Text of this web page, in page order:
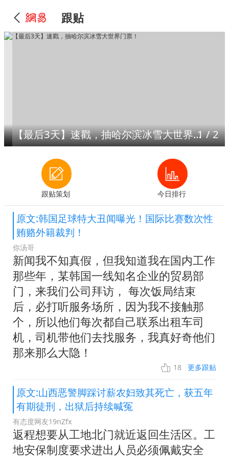
跟贴
【最后3天】速戳，抽哈尔滨冰雪大世界门票！1/2
跟贴策划 今日排行
原文:韩国足球特大丑闻曝光！国际比赛数次性
贿赂外籍裁判！
你汤哥
新闻我不知真假，但我知道我在国内工作
那些年，某韩国一线知名企业的贸易部
门，来我们公司拜访， 每次饭局结束
后，必打听服务场所，因为我不接触那
个，所以他们每次都自己联系出租车司
机，司机带他们去找服务，我真好奇他们
那来那么大隐！
18 更多跟贴
原文:山西恶警脚踩讨薪农妇致其死亡，获五年
有期徒刑，出狱后持续喊冤
有态度网友19nZfx
返程想要从工地北门就近返回生活区。工
地安保制度要求进出人员必须佩戴安全